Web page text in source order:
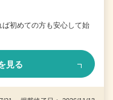
初めての方も安心して始
見る